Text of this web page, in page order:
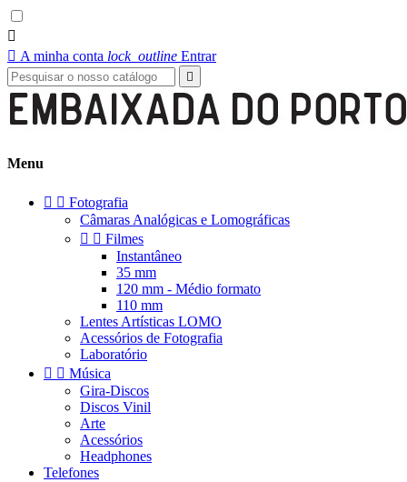

 A minha conta lock_outline Entrar

Menu
  Fotografia
Câmaras Analógicas e Lomográficas
  Filmes
Instantâneo
35 mm
120 mm - Médio formato
110 mm
Lentes Artísticas LOMO
Acessórios de Fotografia
Laboratório
  Música
Gira-Discos
Discos Vinil
Arte
Acessórios
Headphones
Telefones